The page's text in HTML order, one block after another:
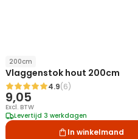
200cm
Vlaggenstok hout 200cm
Waardering:4.9(6)
9,05
Excl. BTW
Levertijd 3 werkdagen
In winkelmand